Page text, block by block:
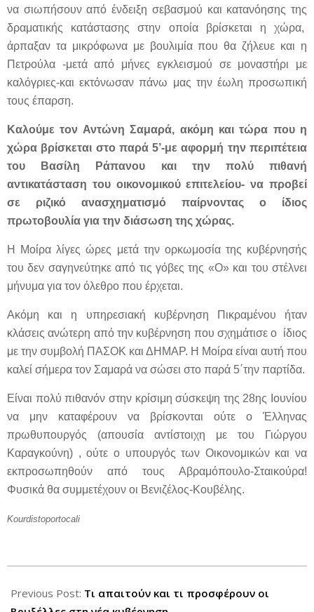
να σιωπήσουν από ένδειξη σεβασμού και κατανόησης της
δραματικής κατάστασης στην οποία βρίσκεται η χώρα,
άρπαξαν τα μικρόφωνα με βουλιμία που θα ζήλευε και η
Πετρούλα -μετά από μήνες εγκλεισμού σε μοναστήρι με
καλόγριες-και εκτόνωσαν πάνω μας την έωλη προσωπική
τους έπαρση.
Καλούμε τον Αντώνη Σαμαρά, ακόμη και τώρα που η
χώρα βρίσκεται στο παρά 5’-με αφορμή την περιπέτεια
του Βασίλη Ράπανου και την πολύ πιθανή
αντικατάσταση του οικονομικού επιτελείου- να προβεί
σε ριζικό ανασχηματισμό παίρνοντας ο ίδιος
πρωτοβουλία για την διάσωση της χώρας.
Η Μοίρα λίγες ώρες μετά την ορκωμοσία της κυβέρνησής
του δεν σαγηνεύτηκε από τις γόβες της «Ο» και του στέλνει
μήνυμα για τον όλεθρο που έρχεται.
Ακόμη και η υπηρεσιακή κυβέρνηση Πικραμένου ήταν
κλάσεις ανώτερη από την κυβέρνηση που σχημάτισε ο ίδιος
με την συμβολή ΠΑΣΟΚ και ΔΗΜΑΡ. Η Μοίρα είναι αυτή που
καλεί σήμερα τον Σαμαρά να σώσει στο παρά 5΄την παρτίδα.
Είναι πολύ πιθανόν στην κρίσιμη σύσκεψη της 28ης Ιουνίου
να μην καταφέρουν να βρίσκονται ούτε ο Έλληνας
πρωθυπουργός (απουσία αντίστοιχη με του Γιώργου
Καραγκούνη) , ούτε ο υπουργός των Οικονομικών και να
εκπροσωπηθούν από τους Αβραμόπουλο-Σταικούρα!
Φυσικά θα συμμετέχουν οι Βενιζέλος-Κουβέλης.
Kourdistoportocali
06-
Previous Post: Τι απαιτούν και τι προσφέρουν οι